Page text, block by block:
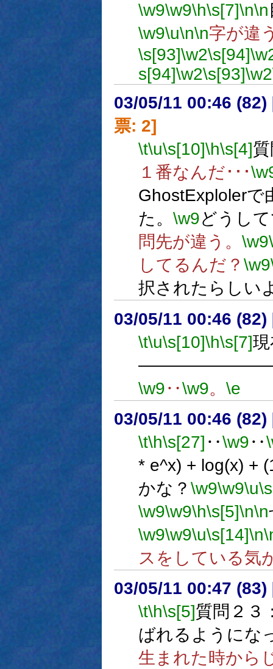
\w9\w9\h\s[7]\n\n
\w9\u\n\n字が違
\s[93]\w2\s[94]
s[94]\w2\s[93]\w2
03/05/11 00:46 (82)
票: 2]
\t\u\s[10]\h\s[4]
１番なんだ･･･
GhostExplolerで
た。 \w9どうし
問先が違う。 \w9
してるんだ？ \w9
択されたらしい
03/05/11 00:46 (82)
\t\u\s[10]\h\s[7]
――――――――
\w9‥\w9。 \e
03/05/11 00:46 (82)
\t\h\s[27] ‥\w9‥
* e^x) + log(x) +
かな？ \w9\w9\u
\w9\w9\h\s[5]\n\n
\w9\w9\u\s[14]\n
スをしている気
03/05/11 00:47 (83)
\t\h\s[5]質問２３
ばれるようにな
生まれた時から